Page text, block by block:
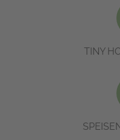
TINY
Genießen Sie Ihren Urlaub
In unserem Speiselokal